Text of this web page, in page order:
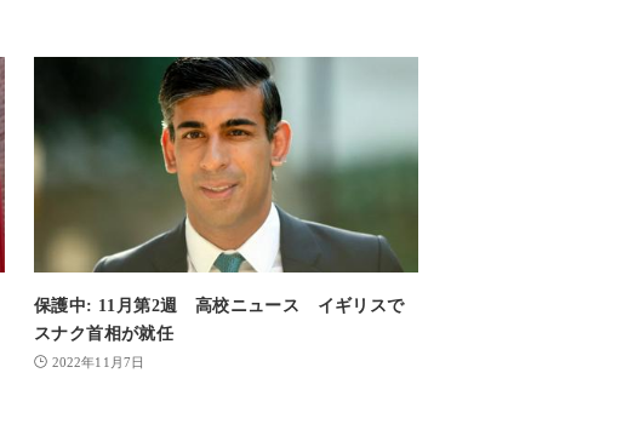
保護中: 11月第2週 高校ニュース イギリスで
スナク首相が就任
2022年11月7日